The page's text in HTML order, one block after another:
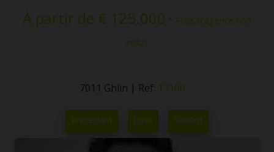
À partir de € 125.000 * Frais d'agence non
inclus.
7011 Ghlin | Ref: 13166
Précédent Liste Suivant